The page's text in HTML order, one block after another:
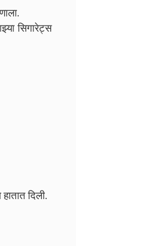
सिगारेट्स
दिली.